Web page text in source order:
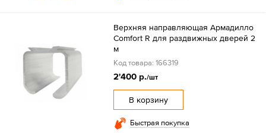
Верхняя направляющая Армадилло
Comfort R для раздвижных дверей 2
м
Код товара: 166319
2'400 р./шт
В корзину
Быстрая покупка